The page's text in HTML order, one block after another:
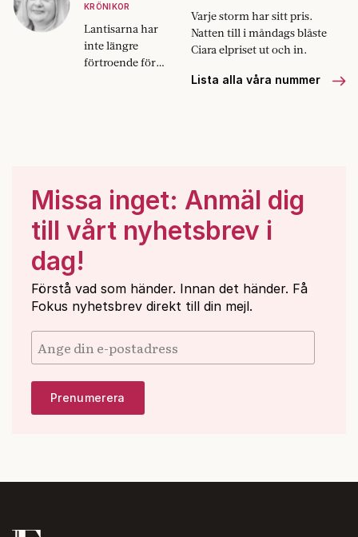
KRÖNIKOR
Lantisarna har
inte längre
förtroende för
Varje storm har sitt pris.
Natten till i måndags blåste
Ciara elpriset ut och in.
Lista alla våra nummer
Missa inget: Anmäl dig
till vårt nyhetsbrev i
dag!
Förstå vad som händer. Innan det händer. Få
Fokus nyhetsbrev direkt till din mejl.